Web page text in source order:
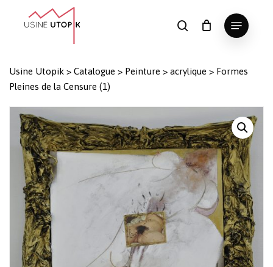
search
Menu
Panier Fermer
le
Usine Utopik > Catalogue > Peinture > acrylique > Formes
Pleines de la Censure (1)
Close